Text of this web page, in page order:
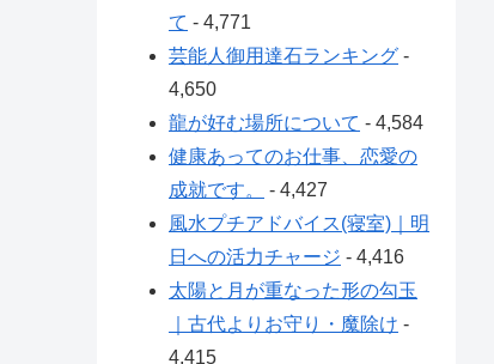
て - 4,771
芸能人御用達石ランキング -
4,650
龍が好む場所について - 4,584
健康あってのお仕事、恋愛の
成就です。
- 4,427
風水プチアドバイス(寝室)｜明
日への活力チャージ - 4,416
太陽と月が重なった形の勾玉
｜古代よりお守り・魔除け -
4,415